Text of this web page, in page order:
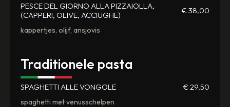
PESCE DEL GIORNO ALLA PIZZAIOLLA,
(CAPPERI, OLIVE, ACCIUGHE)
€ 38,00
kappertjes, olijf, ansjovis
Traditionele pasta
SPAGHETTI ALLE VONGOLE € 29,50
spaghetti met venusschelpen